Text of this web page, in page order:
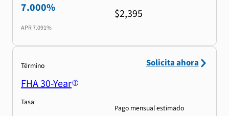
7.000%
APR7.091%
$2,395
Término
FHA 30-Year
Tasa
Pago mensual estimado
Solicita ahora